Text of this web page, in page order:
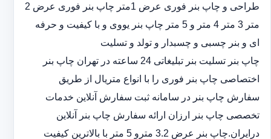
طراحی و چاپ بنر فوری عرض 1متر چاپ بنر فوری عرض 2
متر 3 متر 4 متر و 5 متر چاپ بنر یووی و با کیفیت و حرفه
ای و بنر چسبی و چسبدار و تولد و تسلیت
چاپ بنر تسلیت بنر تبلیغاتی 24 ساعته در تهران چاپ بنر
اختصاصی چاپ بنر فوری را با انواع متریال از طریق
سفارش چاپ بنر در سامانه ثبت سفارش آنلاین خدمات
تخصصی چاپ بنر ارزان ارائه سفارش چاپ بنر آنلاین
درایران.چاپ بنر عرض 3.2 مترو 5 متر با بالاترین کیفیت